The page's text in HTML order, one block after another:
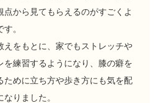
点から見てもらえるのがすごくよ
。
えをもとに、家でもストレッチや
を練習するようになり、膝の癖を
ために立ち方や歩き方にも気を配
なりました。